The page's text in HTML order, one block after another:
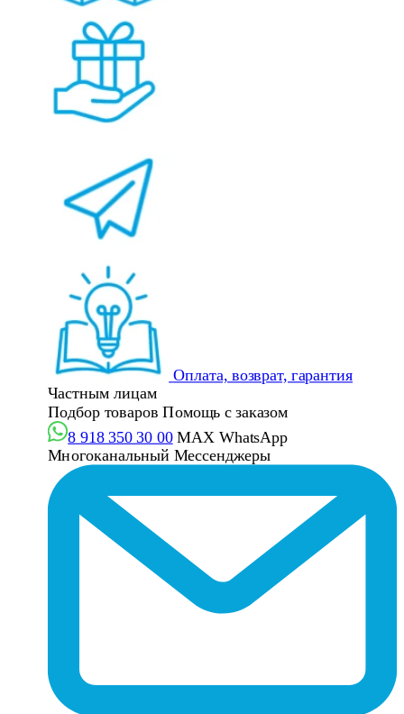
Оплата, возврат, гарантия
Частным лицам
Подбор товаров Помощь с заказом
8 918 350 30 00 MAX WhatsApp
Многоканальный Мессенджеры